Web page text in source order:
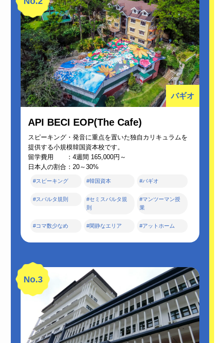
バギオ
API BECI EOP(The Cafe)
スピーキング・発音に重点を置いた独自カリキュラムを
提供する小規模韓国資本校です。
留学費用 ：4週間 165,000円～
日本人の割合：20～30%
#スピーキング #韓国資本 #バギオ
#スパルタ規則
#セミスパルタ規
則
#マンツーマン授
業
#コマ数少なめ #閑静なエリア #アットホーム
No.3